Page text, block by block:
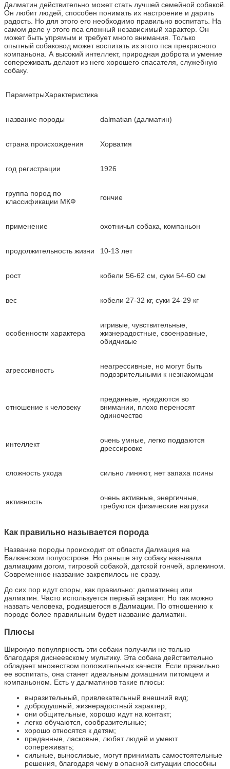
Далматин действительно может стать лучшей семейной собакой.
Он любит людей, способен понимать их настроение и дарить
радость. Но для этого его необходимо правильно воспитать. На
самом деле у этого пса сложный независимый характер. Он
может быть упрямым и требует много внимания. Только
опытный собаковод может воспитать из этого пса прекрасного
компаньона. А высокий интеллект, природная доброта и умение
сопереживать делают из него хорошего спасателя, служебную
собаку.
ПараметрыХарактеристика
название породы dalmatian (далматин)
страна происхождения Хорватия
год регистрации 1926
группа пород по
классификации МКФ
гончие
применение охотничья собака, компаньон
продолжительность жизни 10-13 лет
рост кобели 56-62 см, суки 54-60 см
вес кобели 27-32 кг, суки 24-29 кг
особенности характера
игривые, чувствительные,
жизнерадостные, своенравные,
обидчивые
агрессивность
неагрессивные, но могут быть
подозрительными к незнакомцам
отношение к человеку
преданные, нуждаются во
внимании, плохо переносят
одиночество
интеллект
очень умные, легко поддаются
дрессировке
сложность ухода сильно линяют, нет запаха псины
активность
очень активные, энергичные,
требуются физические нагрузки
Как правильно называется порода
Название породы происходит от области Далмация на
Балканском полуострове. Но раньше эту собаку называли
далмацким догом, тигровой собакой, датской гончей, арлекином.
Современное название закрепилось не сразу.
До сих пор идут споры, как правильно: далматинец или
далматин. Часто используется первый вариант. Но так можно
назвать человека, родившегося в Далмации. По отношению к
породе более правильным будет название далматин.
Плюсы
Широкую популярность эти собаки получили не только
благодаря диснеевскому мультику. Эта собака действительно
обладает множеством положительных качеств. Если правильно
ее воспитать, она станет идеальным домашним питомцем и
компаньоном. Есть у далматинов такие плюсы:
выразительный, привлекательный внешний вид;
добродушный, жизнерадостный характер;
они общительные, хорошо идут на контакт;
легко обучаются, сообразительные;
хорошо относятся к детям;
преданные, ласковые, любят людей и умеют
сопереживать;
сильные, выносливые, могут принимать самостоятельные
решения, благодаря чему в опасной ситуации способны